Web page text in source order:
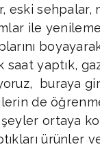
sehpalar,
ile
saat yaptık,
buraya
de
ortaya
ürünler